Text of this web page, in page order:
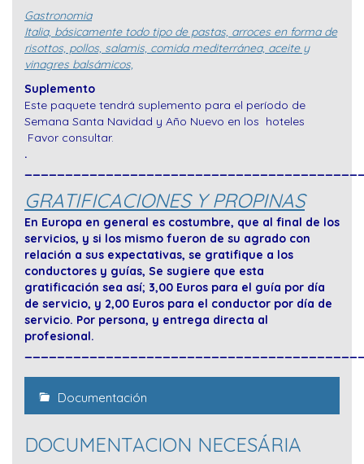
Gastronomia
Italia, básicamente todo tipo de pastas, arroces en forma de
risottos, pollos, salamis, comida mediterránea, aceite y
vinagres balsámicos,
Suplemento
Este paquete tendrá suplemento para el período de
Semana Santa Navidad y Año Nuevo en los hoteles
Favor consultar.
.
GRATIFICACIONES Y PROPINAS
En Europa en general es costumbre, que al final de los
servicios, y si los mismo fueron de su agrado con
relación a sus expectativas, se gratifique a los
conductores y guías, Se sugiere que esta
gratificación sea así; 3,00 Euros para el guía por día
de servicio, y 2,00 Euros para el conductor por día de
servicio. Por persona, y entrega directa al
profesional.
Documentación
DOCUMENTACION NECESÁRIA